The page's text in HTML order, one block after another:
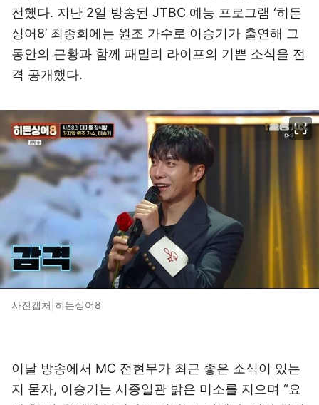
전했다. 지난 2일 방송된 JTBC 예능 프로그램 ‘히든
싱어8’ 최종회에는 원조 가수로 이승기가 출연해 그
동안의 근황과 함께 패밀리 라이프의 기쁜 소식을 전
격 공개했다.
사진캡처|히든싱어8
이날 방송에서 MC 전현무가 최근 좋은 소식이 있는
지 묻자, 이승기는 시종일관 밝은 미소를 지으며 “요